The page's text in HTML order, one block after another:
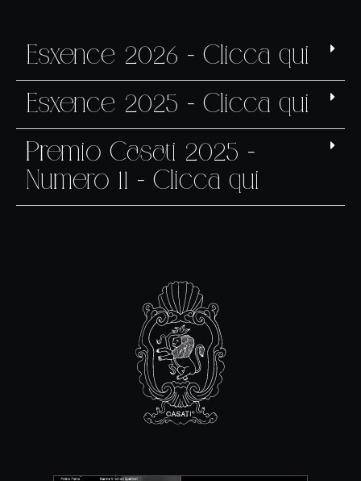
Esxence 2026 - Clicca qui
Esxence 2025 - Clicca qui
Premio Casati 2025 -
Numero 11 - Clicca qui